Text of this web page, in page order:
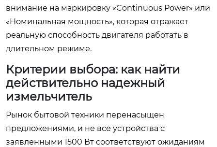
внимание на маркировку «Continuous Power» или
«Номинальная мощность», которая отражает
реальную способность двигателя работать в
длительном режиме.
Критерии выбора: как найти
действительно надежный
измельчитель
Рынок бытовой техники перенасыщен
предложениями, и не все устройства с
заявленными 1500 Вт соответствуют ожиданиям